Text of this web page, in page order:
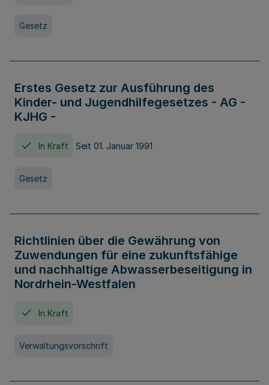
Gesetz
Erstes Gesetz zur Ausführung des
Kinder- und Jugendhilfegesetzes - AG -
KJHG -
In Kraft Seit 01. Januar 1991
Gesetz
Richtlinien über die Gewährung von
Zuwendungen für eine zukunftsfähige
und nachhaltige Abwasserbeseitigung in
Nordrhein-Westfalen
In Kraft
Verwaltungsvorschrift